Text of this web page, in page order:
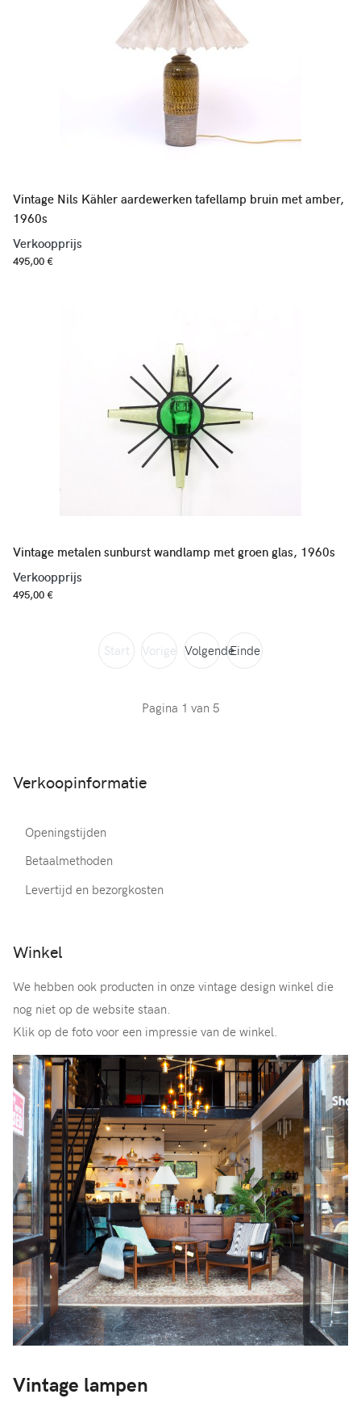
Vintage Nils Kähler aardewerken tafellamp bruin met amber,
1960s
Verkoopprijs
495,00 €
Vintage metalen sunburst wandlamp met groen glas, 1960s
Verkoopprijs
495,00 €
Start Vorige VolgendeEinde
Pagina 1 van 5
Verkoopinformatie
Openingstijden
Betaalmethoden
Levertijd en bezorgkosten
Winkel
We hebben ook producten in onze vintage design winkel die
nog niet op de website staan.
Klik op de foto voor een impressie van de winkel.
Vintage lampen